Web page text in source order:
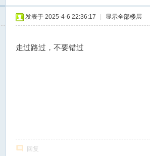
发表于 2025-4-6 22:36:17 显示全部楼层
走过路过，不要错过
回复